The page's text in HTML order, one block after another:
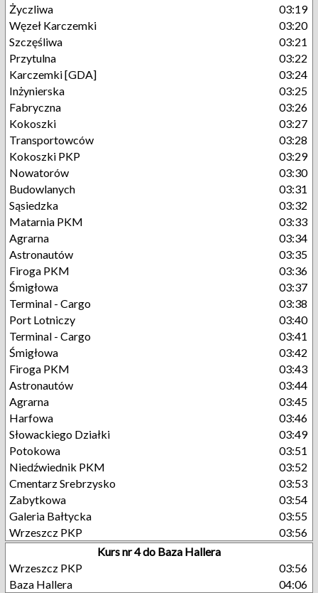
Życzliwa
03:19
Węzeł Karczemki
03:20
Szczęśliwa
03:21
Przytulna
03:22
Karczemki [GDA]
03:24
Inżynierska
03:25
Fabryczna
03:26
Kokoszki
03:27
Transportowców
03:28
Kokoszki PKP
03:29
Nowatorów
03:30
Budowlanych
03:31
Sąsiedzka
03:32
Matarnia PKM
03:33
Agrarna
03:34
Astronautów
03:35
Firoga PKM
03:36
Śmigłowa
03:37
Terminal - Cargo
03:38
Port Lotniczy
03:40
Terminal - Cargo
03:41
Śmigłowa
03:42
Firoga PKM
03:43
Astronautów
03:44
Agrarna
03:45
Harfowa
03:46
Słowackiego Działki
03:49
Potokowa
03:51
Niedźwiednik PKM
03:52
Cmentarz Srebrzysko
03:53
Zabytkowa
03:54
Galeria Bałtycka
03:55
Wrzeszcz PKP
03:56
Kurs nr 4 do Baza Hallera
Wrzeszcz PKP
03:56
Baza Hallera
04:06